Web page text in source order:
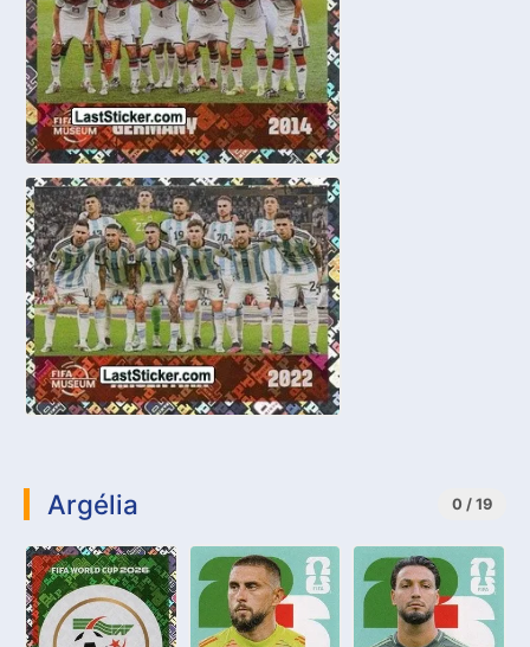
Argélia 0 / 19